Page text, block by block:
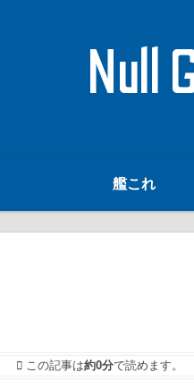
Null
艦これ
この記事は約0分で読めます。